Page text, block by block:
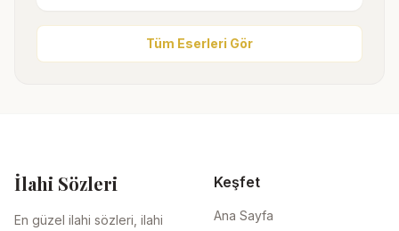
Tüm Eserleri Gör
İlahi Sözleri
En güzel ilahi sözleri, ilahi
Keşfet
Ana Sayfa